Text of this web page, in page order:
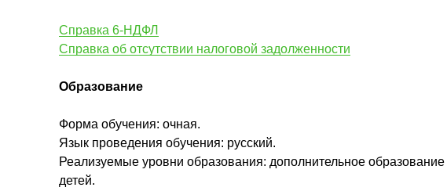
Справка 6-НДФЛ
Справка об отсутствии налоговой задолженности
Образование
Форма обучения: очная.
Язык проведения обучения: русский.
Реализуемые уровни образования: дополнительное образование
детей.